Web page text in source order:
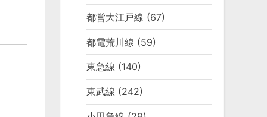
都営大江戸線 (67)
都電荒川線 (59)
東急線 (140)
東武線 (242)